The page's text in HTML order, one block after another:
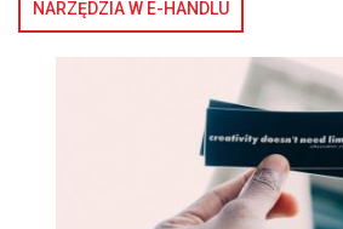
NARZĘDZIA W E-HANDLU